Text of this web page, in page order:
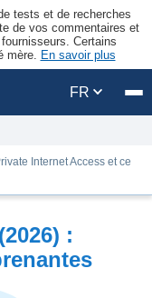
tests et de recherches
de vos commentaires et
Certains
mère. En savoir plus
FR
Internet Access et ce
: